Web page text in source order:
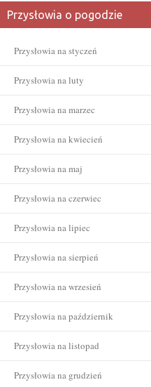
Przysłowia o pogodzie
Przysłowia na styczeń
Przysłowia na luty
Przysłowia na marzec
Przysłowia na kwiecień
Przysłowia na maj
Przysłowia na czerwiec
Przysłowia na lipiec
Przysłowia na sierpień
Przysłowia na wrzesień
Przysłowia na październik
Przysłowia na listopad
Przysłowia na grudzień